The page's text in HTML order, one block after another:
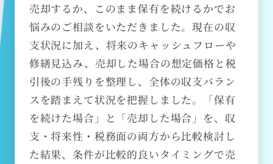
売却するか、このまま保有を続けるかでお
悩みのご相談をいただきました。現在の収
支状況に加え、将来のキャッシュフローや
修繕見込み、売却した場合の想定価格と税
引後の手残りを整理し、全体の収支バラン
スを踏まえて状況を把握しました。「保有
を続けた場合」と「売却した場合」を、収
支・将来性・税務面の両方から比較検討し
た結果、条件が比較的良いタイミングで売